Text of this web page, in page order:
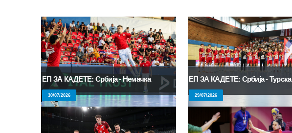
ЕП ЗА КАДЕТЕ: Србија - Немачка
30/07/2026
ЕП ЗА КАДЕТЕ: Србија - Турска
29/07/2026